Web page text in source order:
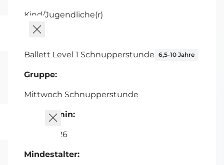
Kind/Jugendliche(r)
Kurs
Ballett Level 1 Schnupperstunde 6,5-10 Jahre
Gruppe:
Mittwoch Schnupperstunde
Starttermin:
09.09.2026
Mindestalter: